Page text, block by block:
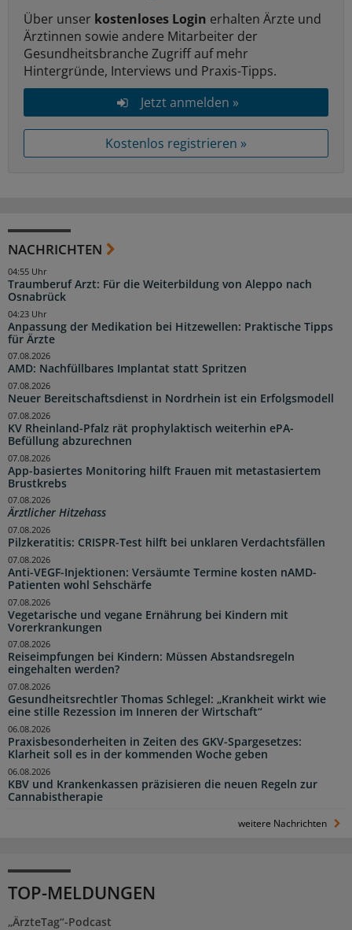
Über unser kostenloses Login erhalten Ärzte und
Ärztinnen sowie andere Mitarbeiter der
Gesundheitsbranche Zugriff auf mehr
Hintergründe, Interviews und Praxis-Tipps.
Jetzt anmelden »
Kostenlos registrieren »
NACHRICHTEN
Traumberuf Arzt: Für die Weiterbildung von Aleppo nach
Osnabrück
04:55 Uhr
Anpassung der Medikation bei Hitzewellen: Praktische Tipps
für Ärzte
04:23 Uhr
AMD: Nachfüllbares Implantat statt Spritzen
07.08.2026
Neuer Bereitschaftsdienst in Nordrhein ist ein Erfolgsmodell
07.08.2026
KV Rheinland-Pfalz rät prophylaktisch weiterhin ePA-
Befüllung abzurechnen
07.08.2026
App-basiertes Monitoring hilft Frauen mit metastasiertem
Brustkrebs
07.08.2026
Ärztlicher Hitzehass
07.08.2026
Pilzkeratitis: CRISPR-Test hilft bei unklaren Verdachtsfällen
07.08.2026
Anti-VEGF-Injektionen: Versäumte Termine kosten nAMD-
Patienten wohl Sehschärfe
07.08.2026
Vegetarische und vegane Ernährung bei Kindern mit
Vorerkrankungen
07.08.2026
Reiseimpfungen bei Kindern: Müssen Abstandsregeln
eingehalten werden?
07.08.2026
Gesundheitsrechtler Thomas Schlegel: „Krankheit wirkt wie
eine stille Rezession im Inneren der Wirtschaft“
07.08.2026
Praxisbesonderheiten in Zeiten des GKV-Spargesetzes:
Klarheit soll es in der kommenden Woche geben
06.08.2026
KBV und Krankenkassen präzisieren die neuen Regeln zur
Cannabistherapie
06.08.2026
weitere Nachrichten
TOP-MELDUNGEN
„ÄrzteTag“-Podcast